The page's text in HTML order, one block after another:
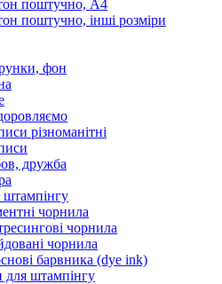
поштучно, А4
поштучно, інші розміри
фон
різноманітні
дружба
чорнила
чорнила
чорнила
барвника (dye ink)
для штампінгу